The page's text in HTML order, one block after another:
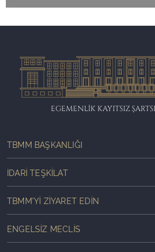
EGEMENLİK KAYITSIZ
TBMM BAŞKANLIĞI
İDARI TEŞKILAT
TBMM'YI ZIYARET EDIN
ENGELSIZ MECLIS